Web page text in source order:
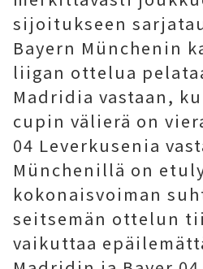
sijoitukseen
Bayern Münchenin
liigan ottelua
Madridia vastaan,
cupin välierä on
04 Leverkusenia
Münchenillä on
kokonaisvoiman
seitsemän ottelun
vaikuttaa